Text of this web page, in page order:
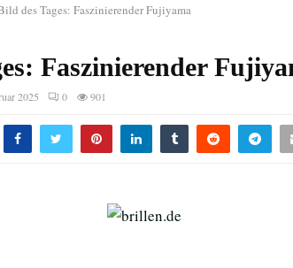
des Tages: Faszinierender Fujiyama
Faszinierender
2025 0 901